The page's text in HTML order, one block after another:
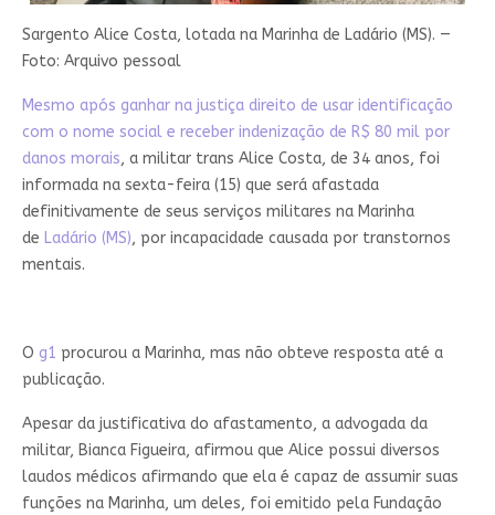
Sargento Alice Costa, lotada na Marinha de Ladário (MS). —
Foto: Arquivo pessoal
Mesmo após ganhar na justiça direito de usar identificação
com o nome social e receber indenização de R$ 80 mil por
danos morais, a militar trans Alice Costa, de 34 anos, foi
informada na sexta-feira (15) que será afastada
definitivamente de seus serviços militares na Marinha
de Ladário (MS), por incapacidade causada por transtornos
mentais.
O g1 procurou a Marinha, mas não obteve resposta até a
publicação.
Apesar da justificativa do afastamento, a advogada da
militar, Bianca Figueira, afirmou que Alice possui diversos
laudos médicos afirmando que ela é capaz de assumir suas
funções na Marinha, um deles, foi emitido pela Fundação